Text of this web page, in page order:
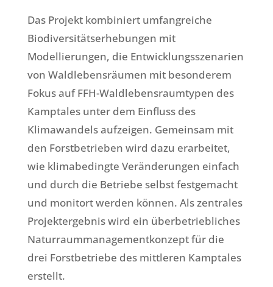
Das Projekt kombiniert umfangreiche
Biodiversitätserhebungen mit
Modellierungen, die Entwicklungsszenarien
von Waldlebensräumen mit besonderem
Fokus auf FFH-Waldlebensraumtypen des
Kamptales unter dem Einfluss des
Klimawandels aufzeigen. Gemeinsam mit
den Forstbetrieben wird dazu erarbeitet,
wie klimabedingte Veränderungen einfach
und durch die Betriebe selbst festgemacht
und monitort werden können. Als zentrales
Projektergebnis wird ein überbetriebliches
Naturraummanagementkonzept für die
drei Forstbetriebe des mittleren Kamptales
erstellt.